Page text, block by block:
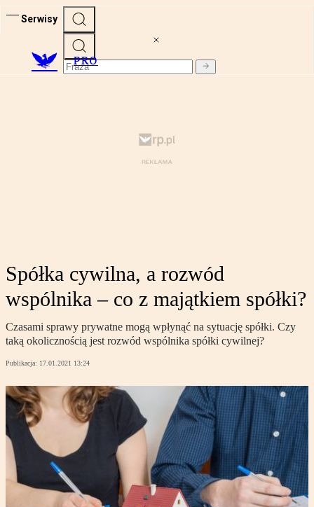
Serwisy
PRO
Spółka cywilna, a rozwód
wspólnika – co z majątkiem spółki?
Czasami sprawy prywatne mogą wpłynąć na sytuację spółki. Czy
taką okolicznością jest rozwód wspólnika spółki cywilnej?
Publikacja: 17.01.2021 13:24